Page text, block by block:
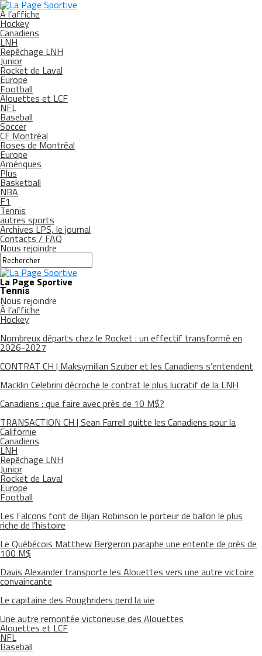
À l’affiche
Hockey
Canadiens
LNH
Repêchage LNH
Junior
Rocket de Laval
Europe
Football
Alouettes et LCF
NFL
Baseball
Soccer
CF Montréal
Roses de Montréal
Europe
Amériques
Plus
Basketball
NBA
F1
Tennis
autres sports
Archives LPS, le journal
Contacts / FAQ
Nous rejoindre
La Page Sportive
Tennis
Nous rejoindre
À l’affiche
Hockey
Nombreux départs chez le Rocket : un effectif transformé en
2026-2027
CONTRAT CH | Maksymilian Szuber et les Canadiens s’entendent
Macklin Celebrini décroche le contrat le plus lucratif de la LNH
Canadiens : que faire avec près de 10 M$?
TRANSACTION CH | Sean Farrell quitte les Canadiens pour la
Californie
Canadiens
LNH
Repêchage LNH
Junior
Rocket de Laval
Europe
Football
Les Falcons font de Bijan Robinson le porteur de ballon le plus
riche de l’histoire
Le Québécois Matthew Bergeron paraphe une entente de près de
100 M$
Davis Alexander transporte les Alouettes vers une autre victoire
convaincante
Le capitaine des Roughriders perd la vie
Une autre remontée victorieuse des Alouettes
Alouettes et LCF
NFL
Baseball